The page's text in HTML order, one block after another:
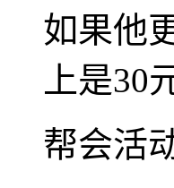
如果他
上是
帮会活